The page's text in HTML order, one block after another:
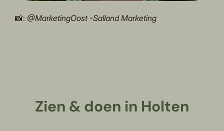
📸: @MarketingOost -Salland Marketing
Zien & doen in Holten